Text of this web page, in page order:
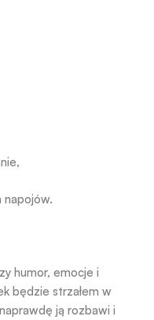
napojów.
humor, emocje i
będzie strzałem w
ją rozbawi i